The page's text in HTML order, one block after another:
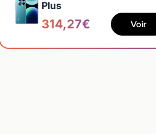
Plus
314,27€ Voir